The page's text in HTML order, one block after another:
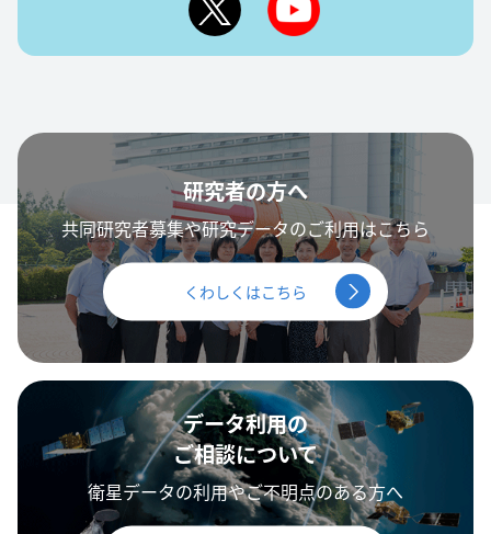
研究者の方へ
共同研究者募集や研究データのご利用はこちら
くわしくはこちら
データ利用の
ご相談について
衛星データの利用やご不明点のある方へ